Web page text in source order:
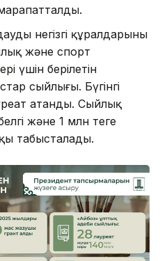
негізгі құралдарының
және спорт
үшін берілетін
сыйлығы. Бүгінгі
атанды. Сыйлық
және 1 млн теңге
табысталады.